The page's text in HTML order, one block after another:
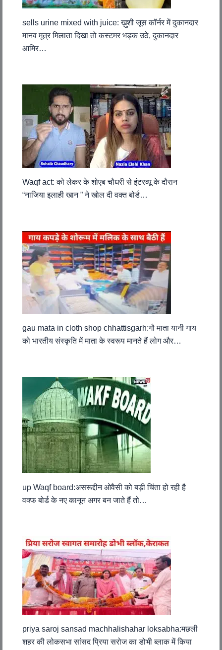
sells urine mixed with juice: ख़ुशी जूस कॉर्नर में दुकानदार
मानव मूत्र मिलाता दिखा तो कस्टमर भड़क उठे, दुकानदार
आमिर…
Waqf act: को लेकर के शोएब चौधरी से इंटरव्यू के दौरान
“नाजिया इलाही खान ” ने खोल दी वक्त बोर्ड…
gau mata in cloth shop chhattisgarh:गौ माता यानी गाय
को भारतीय संस्कृति में माता के स्वरूप मानते हैं लोग और…
up Waqf board:असरूद्दीन ओवैसी को बड़ी चिंता हो रही है
वक्फ बोर्ड के नए कानून अगर बन जाते हैं तो…
priya saroj sansad machhalishahar loksabha:मछली
शहर की लोकसभा सांसद प्रिया सरोज का डोभी ब्लाक में किया